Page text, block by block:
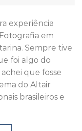
experiência
em
Sempre tive
foi algo do
que fosse
do Altair
brasileiros e